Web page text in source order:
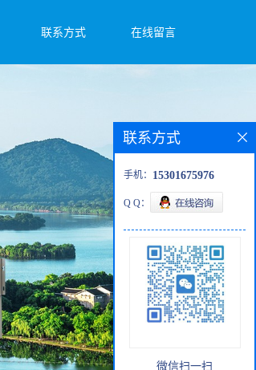
联系方式 在线留言
联系方式
手机： 15301675976
Q Q：
微信扫一扫